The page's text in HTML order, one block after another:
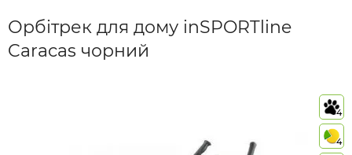
Орбітрек для дому inSPORTline
Caracas чорний
4
4